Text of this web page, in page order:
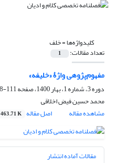
کلیدواژه‌ها =خلف
تعداد مقالات: 1
مفهوم‌پژوهی واژۀ «خلیفه»
دوره 3، شماره 1، بهار 1400، صفحه
111-138
محمد حسین فیض اخلاقی
مشاهده مقاله
اصل مقاله 463.71 K
مقالات آماده انتشار